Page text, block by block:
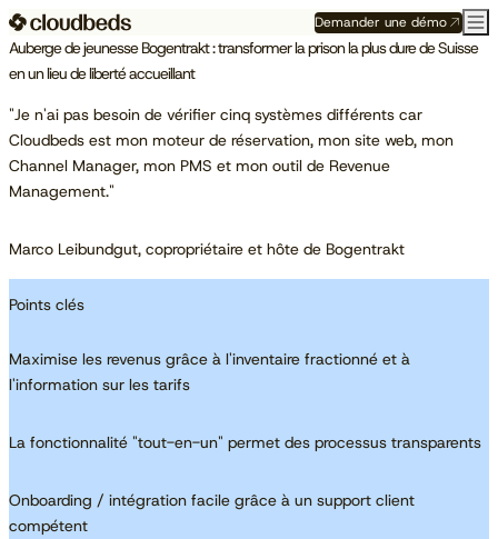
Demander une démo
Auberge de jeunesse Bogentrakt : transformer la prison la plus dure de Suisse
en un lieu de liberté accueillant
"Je n'ai pas besoin de vérifier cinq systèmes différents car
Cloudbeds est mon moteur de réservation, mon site web, mon
Channel Manager, mon PMS et mon outil de Revenue
Management."
Marco Leibundgut, copropriétaire et hôte de Bogentrakt
Points clés
Maximise les revenus grâce à l'inventaire fractionné et à
l'information sur les tarifs
La fonctionnalité "tout-en-un" permet des processus transparents
Onboarding / intégration facile grâce à un support client
compétent